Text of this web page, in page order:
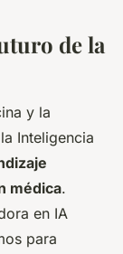
de la
y la
Inteligencia
médica.
en IA
para